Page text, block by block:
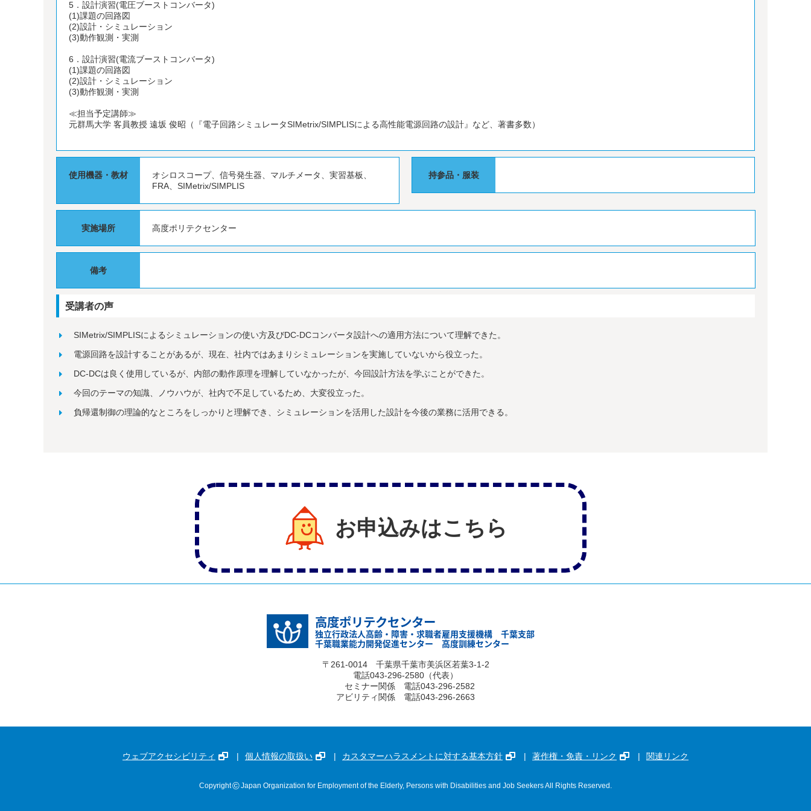
5．設計演習(電圧ブーストコンバータ)
(1)課題の回路図
(2)設計・シミュレーション
(3)動作観測・実測
6．設計演習(電流ブーストコンバータ)
(1)課題の回路図
(2)設計・シミュレーション
(3)動作観測・実測
≪担当予定講師≫
元群馬大学 客員教授 遠坂 俊昭（『電子回路シミュレータSIMetrix/SIMPLISによる高性能電源回路の設計』など、著書多数）
使用機器・教材
オシロスコープ、信号発生器、マルチメータ、実習基板、
FRA、SIMetrix/SIMPLIS
持参品・服装
実施場所 高度ポリテクセンター
備考
受講者の声
SIMetrix/SIMPLISによるシミュレーションの使い方及びDC-DCコンバータ設計への適用方法について理解できた。
電源回路を設計することがあるが、現在、社内ではあまりシミュレーションを実施していないから役立った。
DC-DCは良く使用しているが、内部の動作原理を理解していなかったが、今回設計方法を学ぶことができた。
今回のテーマの知識、ノウハウが、社内で不足しているため、大変役立った。
負帰還制御の理論的なところをしっかりと理解でき、シミュレーションを活用した設計を今後の業務に活用できる。
お申込みはこちら
高度ポリテクセンター
独立行政法人高齢・障害・求職者雇用支援機構 千葉支部
千葉職業能力開発促進センター 高度訓練センター
〒261-0014 千葉県千葉市美浜区若葉3-1-2
電話043-296-2580（代表）
セミナー関係 電話043-296-2582
アビリティ関係 電話043-296-2663
ウェブアクセシビリティ 個人情報の取扱い カスタマーハラスメントに対する基本方針 著作権・免責・リンク 関連リンク
Copyright©Japan Organization for Employment of the Elderly, Persons with Disabilities and Job Seekers All Rights Reserved.